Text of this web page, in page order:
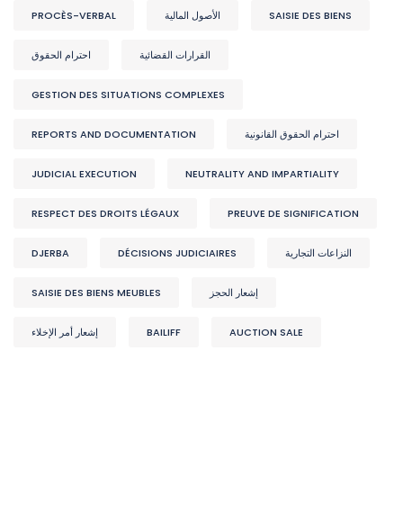
PROCÈS-VERBAL الأصول المالية SAISIE DES BIENS
احترام الحقوق القرارات القضائية
GESTION DES SITUATIONS COMPLEXES
REPORTS AND DOCUMENTATION احترام الحقوق القانونية
JUDICIAL EXECUTION NEUTRALITY AND IMPARTIALITY
RESPECT DES DROITS LÉGAUX PREUVE DE SIGNIFICATION
DJERBA DÉCISIONS JUDICIAIRES النزاعات التجارية
SAISIE DES BIENS MEUBLES إشعار الحجز
إشعار أمر الإخلاء BAILIFF AUCTION SALE